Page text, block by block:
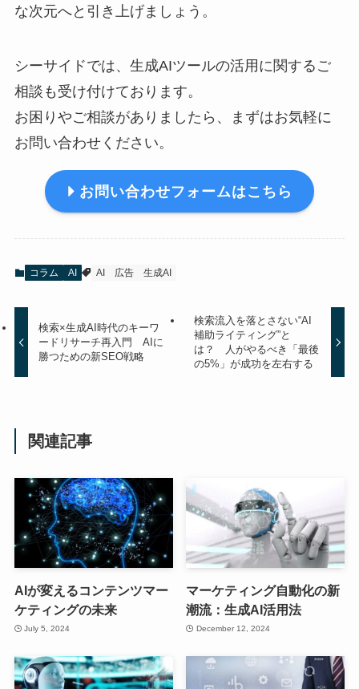
な次元へと引き上げましょう。
シーサイドでは、生成AIツールの活用に関するご
相談も受け付けております。
お困りやご相談がありましたら、まずはお気軽に
お問い合わせください。
お問い合わせフォームはこちら
コラム AI AI 広告 生成AI
検索×生成AI時代のキーワ
ードリサーチ再入門 AIに
勝つための新SEO戦略
検索流入を落とさない“AI
補助ライティング”と
は？ 人がやるべき「最後
の5%」が成功を左右する
関連記事
AIが変えるコンテンツマー
ケティングの未来
July 5, 2024
マーケティング自動化の新
潮流：生成AI活用法
December 12, 2024